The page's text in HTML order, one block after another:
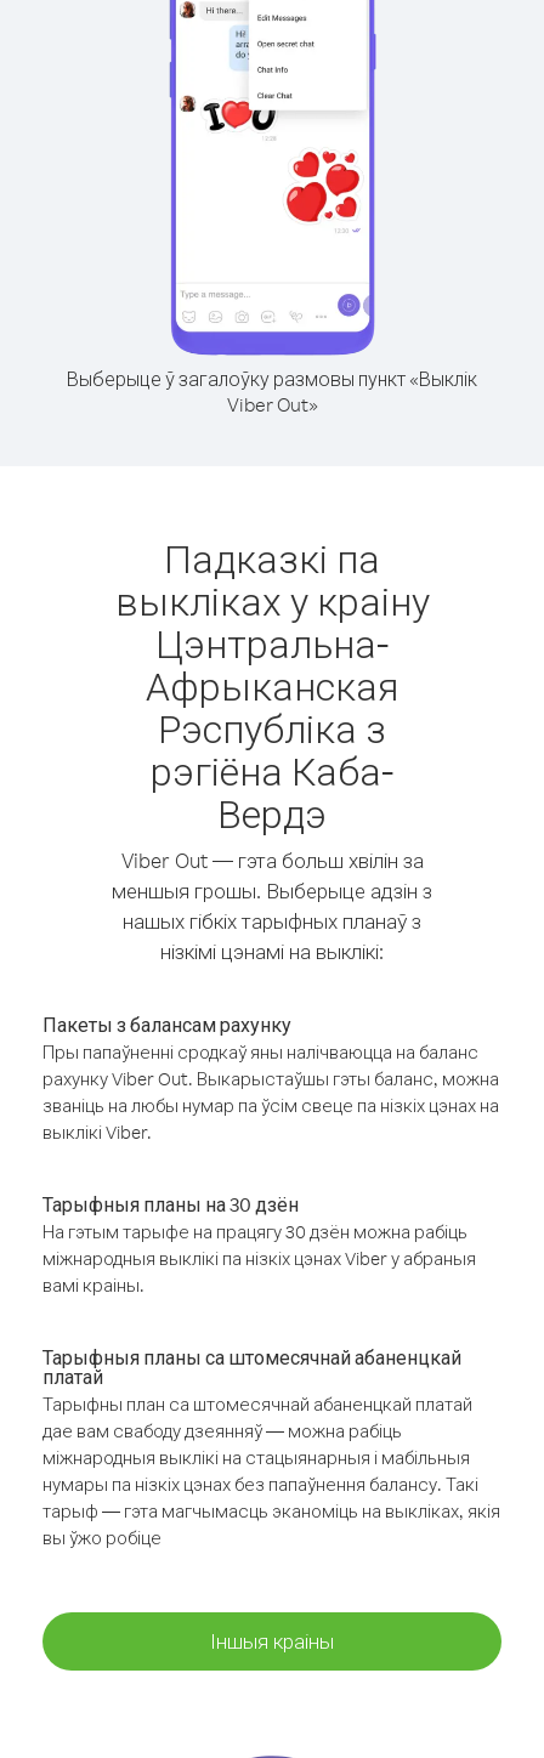
Выберыце ў загалоўку размовы пункт «Выклік
Viber Out»
Падказкі па
выкліках у краіну
Цэнтральна-
Афрыканская
Рэспубліка з
рэгіёна Каба-
Вердэ
Viber Out — гэта больш хвілін за
меншыя грошы. Выберыце адзін з
нашых гібкіх тарыфных планаў з
нізкімі цэнамі на выклікі:
Пакеты з балансам рахунку
Пры папаўненні сродкаў яны налічваюцца на баланс
рахунку Viber Out. Выкарыстаўшы гэты баланс, можна
званіць на любы нумар па ўсім свеце па нізкіх цэнах на
выклікі Viber.
Тарыфныя планы на 30 дзён
На гэтым тарыфе на працягу 30 дзён можна рабіць
міжнародныя выклікі па нізкіх цэнах Viber у абраныя
вамі краіны.
Тарыфныя планы са штомесячнай абаненцкай
платай
Тарыфны план са штомесячнай абаненцкай платай
дае вам свабоду дзеянняў — можна рабіць
міжнародныя выклікі на стацыянарныя і мабільныя
нумары па нізкіх цэнах без папаўнення балансу. Такі
тарыф — гэта магчымасць эканоміць на выкліках, якія
вы ўжо робіце
Іншыя краіны